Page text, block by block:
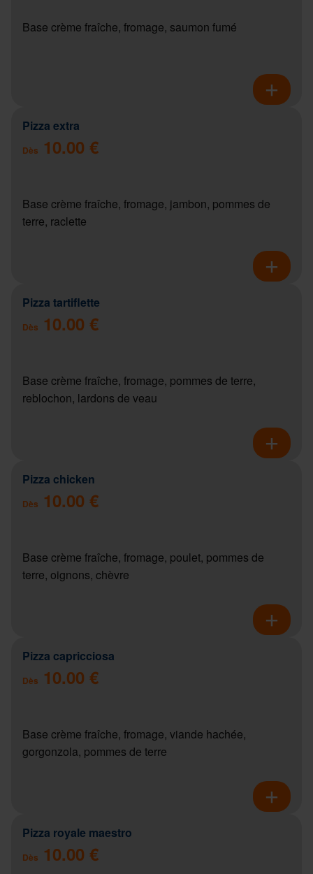
Base crème fraîche, fromage, saumon fumé
Pizza extra
Dès 10.00 €
Base crème fraîche, fromage, jambon, pommes de
terre, raclette
Pizza tartiflette
Dès 10.00 €
Base crème fraîche, fromage, pommes de terre,
reblochon, lardons de veau
Pizza chicken
Dès 10.00 €
Base crème fraîche, fromage, poulet, pommes de
terre, oignons, chèvre
Pizza capricciosa
Dès 10.00 €
Base crème fraîche, fromage, viande hachée,
gorgonzola, pommes de terre
Pizza royale maestro
Dès 10.00 €